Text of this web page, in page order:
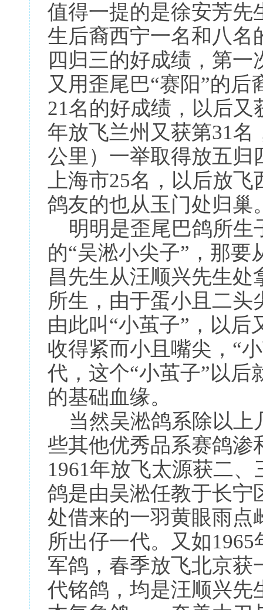
值得一提的是徐安芳先
生后裔西宁一名和八名
四归三的好成绩，第一
又用歪尾巴“赛阳”的
21名的好成绩，以后又
年放飞兰州又获第31名
公里）一举取得放五归
上海市25名，以后放
鸽友的也从玉门处归巢
明明是歪尾巴鸽所生
的“吴淞小尖子”，那
昌先生从汪顺兴先生
所生，由于蛋小且二
由此叫“小茧子”，以
收得紧而小且嘴尖，“
代，这个“小茧子”以后
的基础血缘。
当然吴淞鸽系除以上
些其他优秀品系赛鸽渗
1961年放飞太源获二
鸽是由吴淞任教于长宁
处借来的一羽黄眼雨点
所出仔一代。又如
军鸽，春季放飞北京获
代铭鸽，均是汪顺兴先